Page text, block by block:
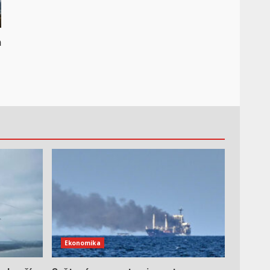
Ekonomika